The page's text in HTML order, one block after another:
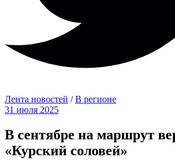
Лента новостей /В регионе
31 июля 2025
В сентябре на маршрут
«Курский соловей»